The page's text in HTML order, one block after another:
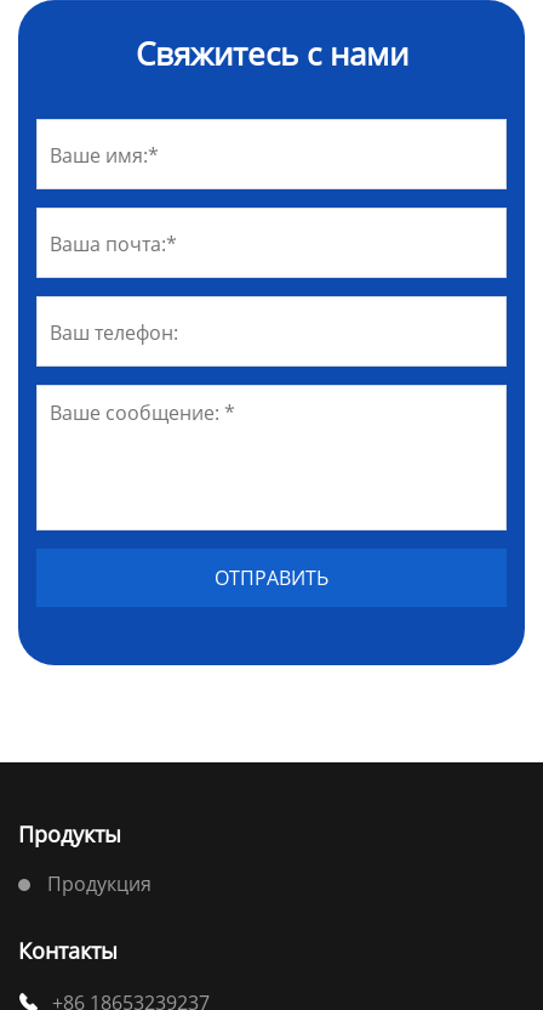
Свяжитесь с нами
Продукты
Продукция
Контакты
 +86 18653239237